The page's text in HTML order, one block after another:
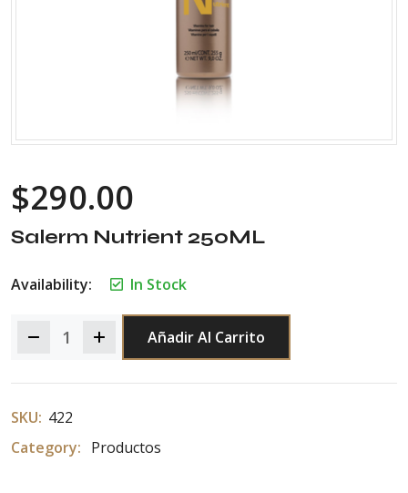
$290.00
Salerm Nutrient 250ML
Availability: In Stock
Quantity
Añadir Al Carrito
SKU: 422
Category: Productos